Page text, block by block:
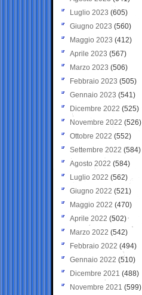
Luglio 2023 (605)
Giugno 2023 (560)
Maggio 2023 (412)
Aprile 2023 (567)
Marzo 2023 (506)
Febbraio 2023 (505)
Gennaio 2023 (541)
Dicembre 2022 (525)
Novembre 2022 (526)
Ottobre 2022 (552)
Settembre 2022 (584)
Agosto 2022 (584)
Luglio 2022 (562)
Giugno 2022 (521)
Maggio 2022 (470)
Aprile 2022 (502)
Marzo 2022 (542)
Febbraio 2022 (494)
Gennaio 2022 (510)
Dicembre 2021 (488)
Novembre 2021 (599)